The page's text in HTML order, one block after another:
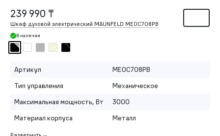
239 990 ₸
Шкаф духовой электрический MAUNFELD MEOC708PB
В наличии
Артикул
MEOC708PB
Тип управления
Механическое
Максимальная мощность, Вт
3000
Материал корпуса
Металл